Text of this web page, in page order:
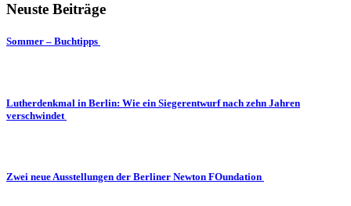
Neuste Beiträge
Sommer – Buchtipps
Lutherdenkmal in Berlin: Wie ein Siegerentwurf nach zehn Jahren
verschwindet
Zwei neue Ausstellungen der Berliner Newton FOundation